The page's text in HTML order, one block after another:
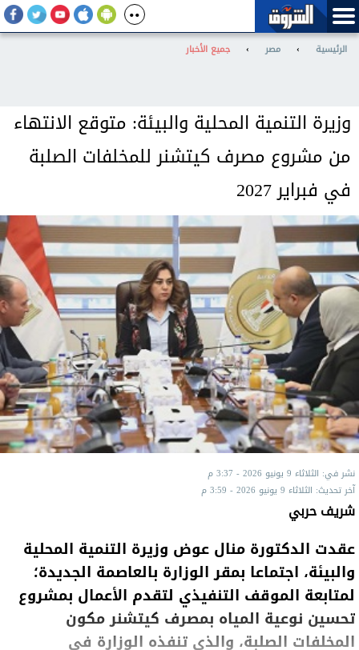
الرئيسية › مصر › جميع الأخبار
وزيرة التنمية المحلية والبيئة: متوقع الانتهاء
من مشروع مصرف كيتشنر للمخلفات الصلبة
في فبراير 2027
نشر في: الثلاثاء 9 يونيو 2026 - 3:37 م
آخر تحديث: الثلاثاء 9 يونيو 2026 - 3:59 م
شريف حربي
عقدت الدكتورة منال عوض وزيرة التنمية المحلية
والبيئة، اجتماعا بمقر الوزارة بالعاصمة الجديدة؛
لمتابعة الموقف التنفيذي لتقدم الأعمال بمشروع
تحسين نوعية المياه بمصرف كيتشنر مكون
المخلفات الصلبة، والذي تنفذه الوزارة في